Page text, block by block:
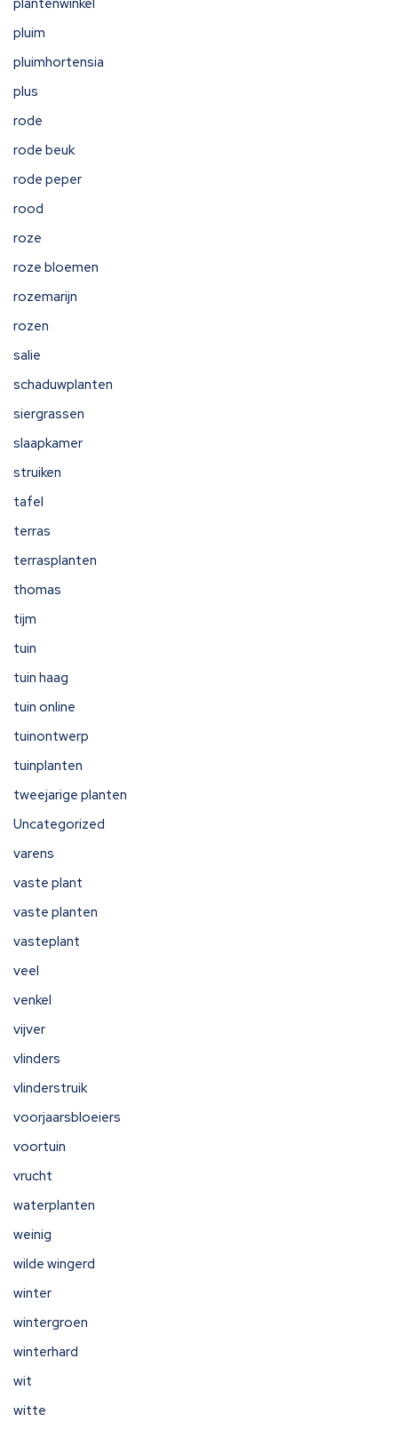
plantenwinkel
pluim
pluimhortensia
plus
rode
rode beuk
rode peper
rood
roze
roze bloemen
rozemarijn
rozen
salie
schaduwplanten
siergrassen
slaapkamer
struiken
tafel
terras
terrasplanten
thomas
tijm
tuin
tuin haag
tuin online
tuinontwerp
tuinplanten
tweejarige planten
Uncategorized
varens
vaste plant
vaste planten
vasteplant
veel
venkel
vijver
vlinders
vlinderstruik
voorjaarsbloeiers
voortuin
vrucht
waterplanten
weinig
wilde wingerd
winter
wintergroen
winterhard
wit
witte